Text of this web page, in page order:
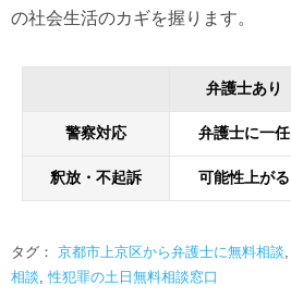
の社会生活のカギを握ります。
弁護士あり
警察対応 弁護士に一任
釈放・不起訴 可能性上がる
タグ： 京都市上京区から弁護士に無料相談,
相談,性犯罪の土日無料相談窓口